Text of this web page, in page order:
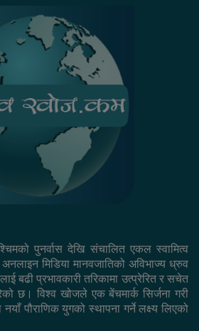
पुनर्वास देखि संचालित एकल स्वामित्व
अनलाइन मिडिया मानवजातिको अविभाज्य ध्रुव
बढी प्रभावकारी तरिकामा उत्प्रेरित र सचेत
छ। विश्व खोजले एक बेंचमार्क सिर्जना गरी
नयाँ पौराणिक युगको स्थापना गर्ने लक्ष्य लिएको